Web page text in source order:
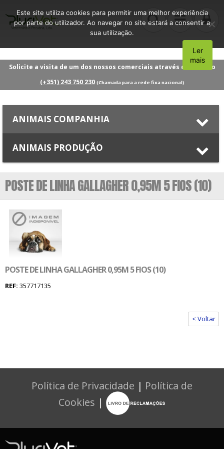
Solicite a visita de um dos nossos comerciais através do número
(+351) 243 750 230 (Chamada para a rede fixa nacional)
ANIMAIS COMPANHIA
ANIMAIS PRODUÇÃO
POSTE DE LINHA GALLAGHER 0,95M 5 FIOS (10)
POSTE DE LINHA GALLAGHER 0,95M 5 FIOS (10)
REF: 357717135
< Voltar
Política de Privacidade | Política de
Cookies |
Este site utiliza cookies para permitir uma melhor experiência
por parte do utilizador. Ao navegar no site estará a consentir a
sua utilização.
Aceito
Ler
mais